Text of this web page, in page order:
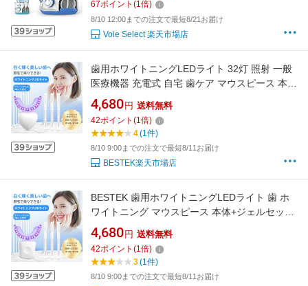
67ポイント (1倍)
8/10 12:00までの注文で最短8/21お届け
Voie Select 楽天市場店
歯用ホワイトニングLEDライト 32灯 照射 一般
医療機器 充電式 自宅 歯ケア マウスピース 本体
+ジェル3本セット BESTEK BTMYY01-01
4,680 円 送料無料
42ポイント (1倍)
4(1件)
8/10 9:00までの注文で最短8/11お届け
BESTEK楽天市場店
BESTEK 歯用ホワイトニングLEDライト 歯 ホ
ワイトニング マウスピース 本体+ジェルセット:
歯ケア セルフホワイトニング 一般医療機器 ホ
ワイトニングジェル 3本入り付き 縦置き型 32
灯 BTMYY02-01
4,680 円 送料無料
42ポイント (1倍)
3(1件)
8/10 9:00までの注文で最短8/11お届け